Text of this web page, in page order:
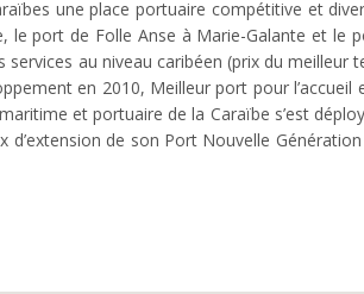
une place portuaire compétitive et
port de Folle Anse à Marie-Galante et le
au niveau caribéen (prix du meilleur
en 2010, Meilleur port pour l’accueil
et portuaire de la Caraïbe s’est
de son Port Nouvelle Génération